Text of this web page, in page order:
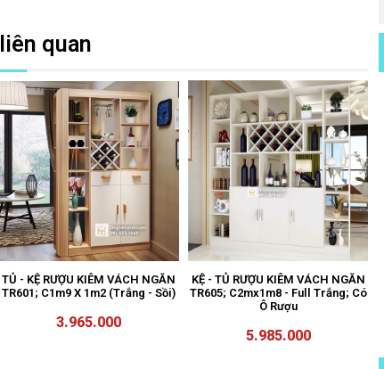
quan
TỦ - KỆ RƯỢU KIÊM VÁCH NGĂN
TR601; C1m9 X 1m2 (Trắng - Sồi)
3.965.000
KỆ - TỦ RƯỢU KIÊM VÁCH NGĂN
TR605; C2mx1m8 - Full Trắng; Có
Ô Rượu
5.985.000